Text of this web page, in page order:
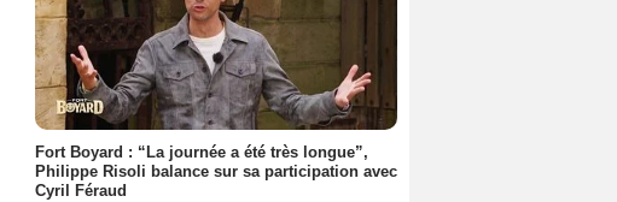
Fort Boyard : “La journée a été très longue”,
Philippe Risoli balance sur sa participation avec
Cyril Féraud